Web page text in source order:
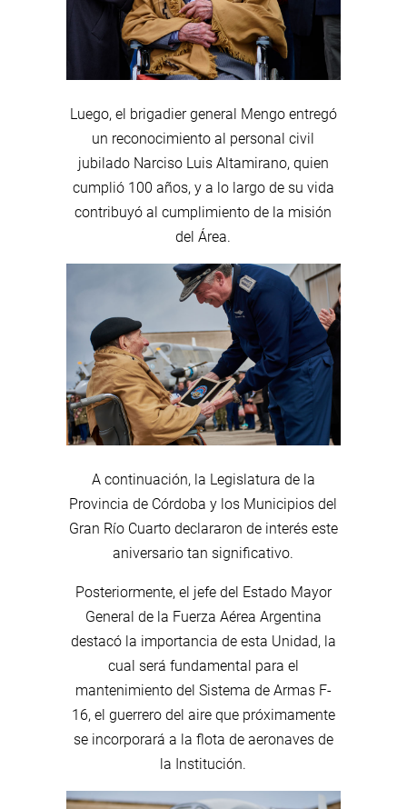
Luego, el brigadier general Mengo entregó
un reconocimiento al personal civil
jubilado Narciso Luis Altamirano, quien
cumplió 100 años, y a lo largo de su vida
contribuyó al cumplimiento de la misión
del Área.
A continuación, la Legislatura de la
Provincia de Córdoba y los Municipios del
Gran Río Cuarto declararon de interés este
aniversario tan significativo.
Posteriormente, el jefe del Estado Mayor
General de la Fuerza Aérea Argentina
destacó la importancia de esta Unidad, la
cual será fundamental para el
mantenimiento del Sistema de Armas F-
16, el guerrero del aire que próximamente
se incorporará a la flota de aeronaves de
la Institución.